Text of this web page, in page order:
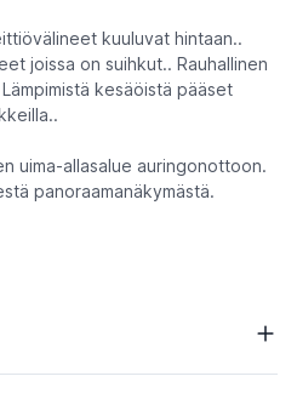
kuuluvat hintaan..
joissa on suihkut.. Rauhallinen
kesäöistä pääset
uima-allasalue auringonottoon.
panoraamanäkymästä.